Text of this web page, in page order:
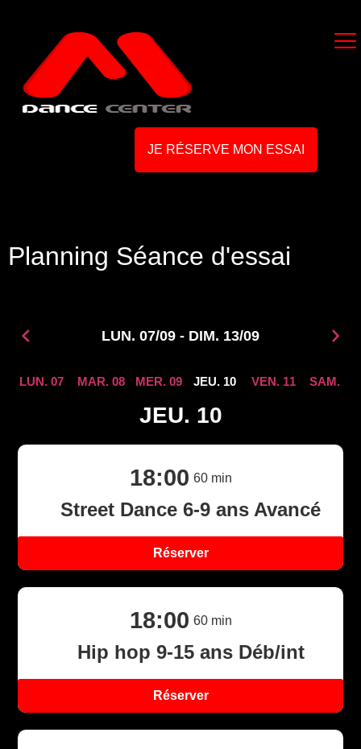
JE RÉSERVE MON ESSAI
Planning Séance d'essai
LUN. 07/09 - DIM. 13/09
LUN. 07 MAR. 08 MER. 09 JEU. 10 VEN. 11 SAM. 12
JEU. 10
18:00 60min
Street Dance 6-9 ans Avancé
Réserver
18:00 60min
Hip hop 9-15 ans Déb/int
Réserver